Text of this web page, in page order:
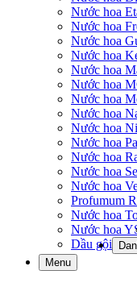
Nước hoa
Nước hoa
Nước hoa
Nước hoa
Nước hoa
Nước hoa
Nước hoa
Nước hoa
Nước hoa
Nước hoa
Nước hoa
Nước hoa
Nước hoa
Profumum
Nước hoa
Nước hoa
Dầu gội
Menu